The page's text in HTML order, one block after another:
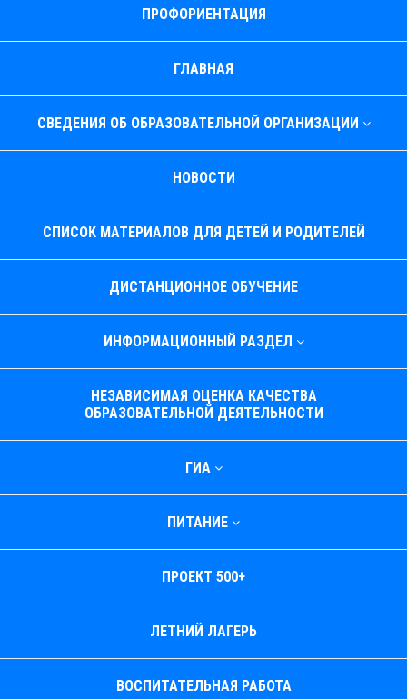
ПРОФОРИЕНТАЦИЯ
ГЛАВНАЯ
СВЕДЕНИЯ ОБ ОБРАЗОВАТЕЛЬНОЙ ОРГАНИЗАЦИИ
НОВОСТИ
СПИСОК МАТЕРИАЛОВ ДЛЯ ДЕТЕЙ И РОДИТЕЛЕЙ
ДИСТАНЦИОННОЕ ОБУЧЕНИЕ
ИНФОРМАЦИОННЫЙ РАЗДЕЛ
НЕЗАВИСИМАЯ ОЦЕНКА КАЧЕСТВА
ОБРАЗОВАТЕЛЬНОЙ ДЕЯТЕЛЬНОСТИ
ГИА
ПИТАНИЕ
ПРОЕКТ 500+
ЛЕТНИЙ ЛАГЕРЬ
ВОСПИТАТЕЛЬНАЯ РАБОТА